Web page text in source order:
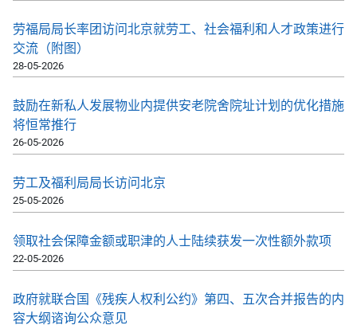
劳福局局长率团访问北京就劳工、社会福利和人才政策进行
交流（附图）
28-05-2026
鼓励在新私人发展物业内提供安老院舍院址计划的优化措施
将恒常推行
26-05-2026
劳工及福利局局长访问北京
25-05-2026
领取社会保障金额或职津的人士陆续获发一次性额外款项
22-05-2026
政府就联合国《残疾人权利公约》第四、五次合并报告的内
容大纲谘询公众意见